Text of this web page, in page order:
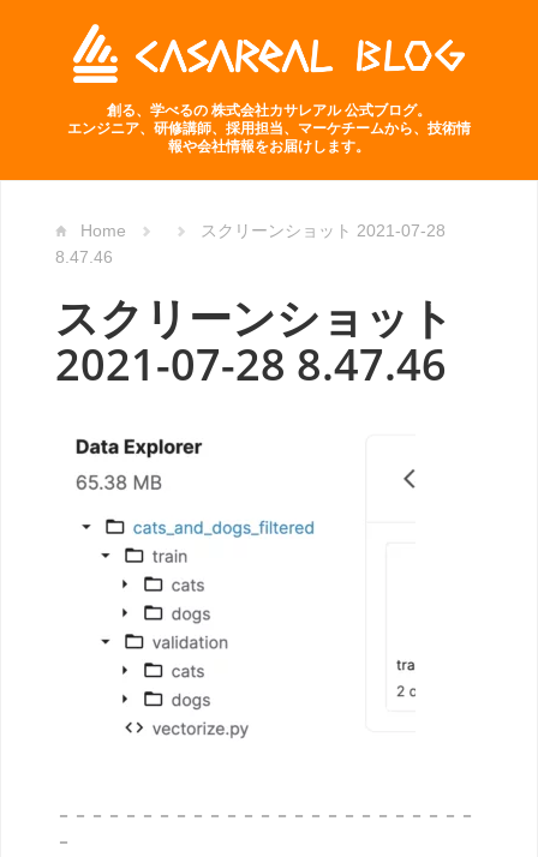
創る、学べるの 株式会社カサレアル 公式ブログ。
エンジニア、研修講師、採用担当、マーケチームから、技術情
報や会社情報をお届けします。
Home
スクリーンショット 2021-07-28
8.47.46
スクリーンショット
2021-07-28 8.47.46
－－－－－－－－－－－－－－－－－－－－－－－－－
－